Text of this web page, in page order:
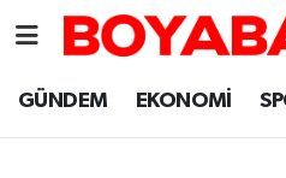
GÜNDEM EKONOMİ
Sinop Nöbetçi